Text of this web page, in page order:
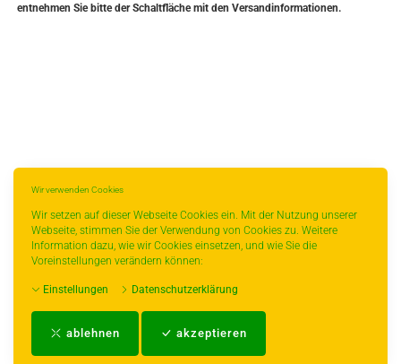
Wir verwenden Cookies
Wir setzen auf dieser Webseite Cookies ein. Mit der Nutzung unserer
Webseite, stimmen Sie der Verwendung von Cookies zu. Weitere
Information dazu, wie wir Cookies einsetzen, und wie Sie die
Voreinstellungen verändern können:
Einstellungen Datenschutzerklärung
ablehnen akzeptieren
entnehmen Sie bitte der Schaltfläche mit den Versandinformationen.
Impressum-AGB-Zahlungs- und Versandbedingungen
Biozertifikat
Widerrufsrecht Datenschutzerklärung